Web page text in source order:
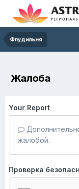
Флудильня
Жалоба
Your Report
жалобой.
Проверка